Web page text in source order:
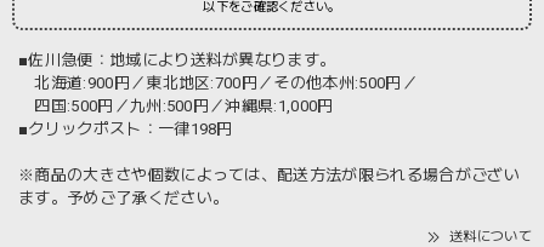
以下をご確認ください。
■佐川急便：地域により送料が異なります。
北海道:900円／東北地区:700円／その他本州:500円／
四国:500円／九州:500円／沖縄県:1,000円
■クリックポスト：一律198円
※商品の大きさや個数によっては、配送方法が限られる場合がござい
ます。予めご了承ください。
送料について